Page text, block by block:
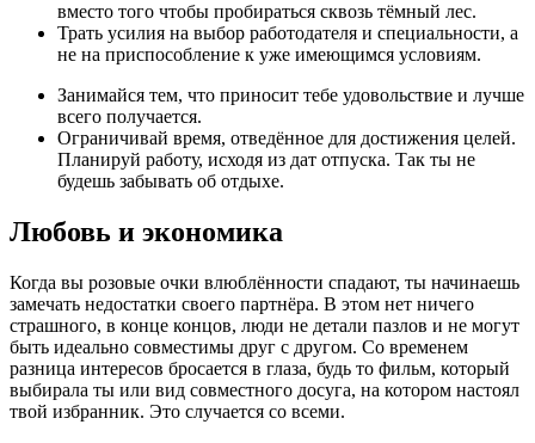
вместо того чтобы пробираться сквозь тёмный лес.
Трать усилия на выбор работодателя и специальности, а
не на приспособление к уже имеющимся условиям.
Занимайся тем, что приносит тебе удовольствие и лучше
всего получается.
Ограничивай время, отведённое для достижения целей.
Планируй работу, исходя из дат отпуска. Так ты не
будешь забывать об отдыхе.
Любовь и экономика
Когда вы розовые очки влюблённости спадают, ты начинаешь
замечать недостатки своего партнёра. В этом нет ничего
страшного, в конце концов, люди не детали пазлов и не могут
быть идеально совместимы друг с другом. Со временем
разница интересов бросается в глаза, будь то фильм, который
выбирала ты или вид совместного досуга, на котором настоял
твой избранник. Это случается со всеми.